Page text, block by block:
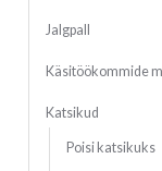
Jalgpall
Käsitöökommide
Katsikud
Poisi katsikuks